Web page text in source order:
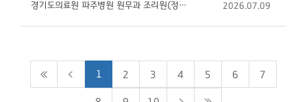
경기도의료원 파주병원 원무과 조리원(정규직) 채용 공고(제2026-30호) 2026.07.09
1 2 3 4 5 6 7